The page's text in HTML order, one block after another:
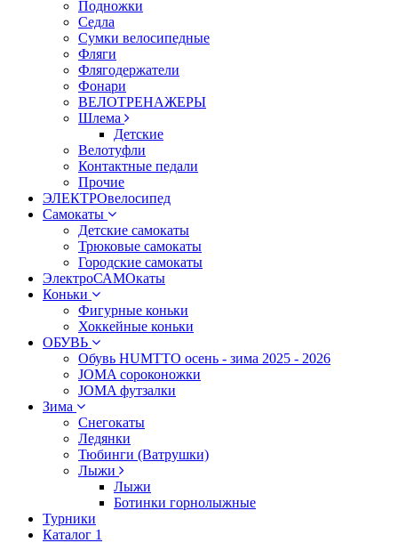
Подножки
Седла
Сумки велосипедные
Фляги
Флягодержатели
Фонари
ВЕЛОТРЕНАЖЕРЫ
Шлема
Детские
Велотуфли
Контактные педали
Прочие
ЭЛЕКТРОвелосипед
Самокаты
Детские самокаты
Трюковые самокаты
Городские самокаты
ЭлектроСАМОкаты
Коньки
Фигурные коньки
Хоккейные коньки
ОБУВЬ
Обувь HUMTTO осень - зима 2025 - 2026
JOMA сороконожки
JOMA футзалки
Зима
Снегокаты
Ледянки
Тюбинги (Ватрушки)
Лыжи
Лыжи
Ботинки горнолыжные
Турники
Каталог 1